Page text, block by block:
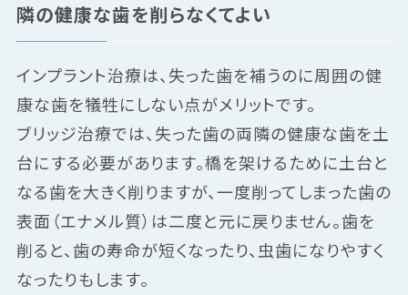
隣の健康な歯を削らなくてよい
インプラント治療は、失った歯を補うのに周囲の健
康な歯を犠牲にしない点がメリットです。
ブリッジ治療では、失った歯の両隣の健康な歯を土
台にする必要があります。橋を架けるために土台と
なる歯を大きく削りますが、一度削ってしまった歯の
表面（エナメル質）は二度と元に戻りません。歯を
削ると、歯の寿命が短くなったり、虫歯になりやすく
なったりもします。